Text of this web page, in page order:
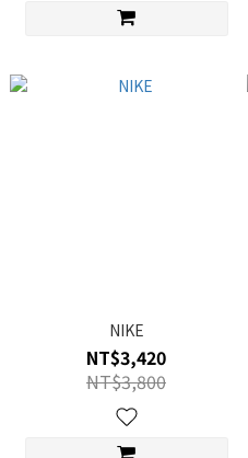
NIKE
NT$3,420
NT$3,800